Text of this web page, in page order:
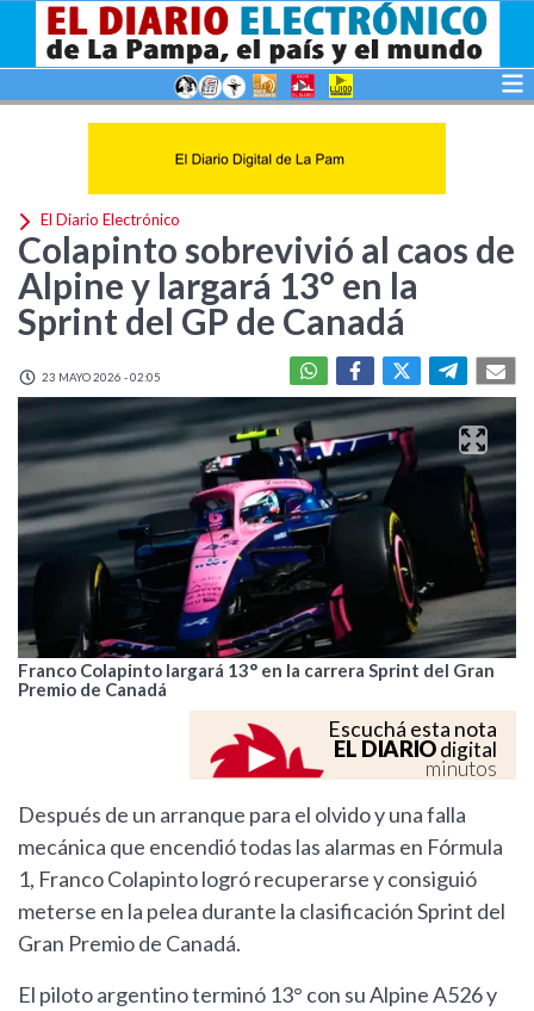
El Diario Electrónico
Colapinto sobrevivió al caos de
Alpine y largará 13° en la
Sprint del GP de Canadá
23 MAYO 2026 - 02:05
Franco Colapinto largará 13° en la carrera Sprint del Gran
Premio de Canadá
Escuchá esta nota
EL DIARIOdigital
minutos
Después de un arranque para el olvido y una falla
mecánica que encendió todas las alarmas en Fórmula
1, Franco Colapinto logró recuperarse y consiguió
meterse en la pelea durante la clasificación Sprint del
Gran Premio de Canadá.
El piloto argentino terminó 13° con su Alpine A526 y